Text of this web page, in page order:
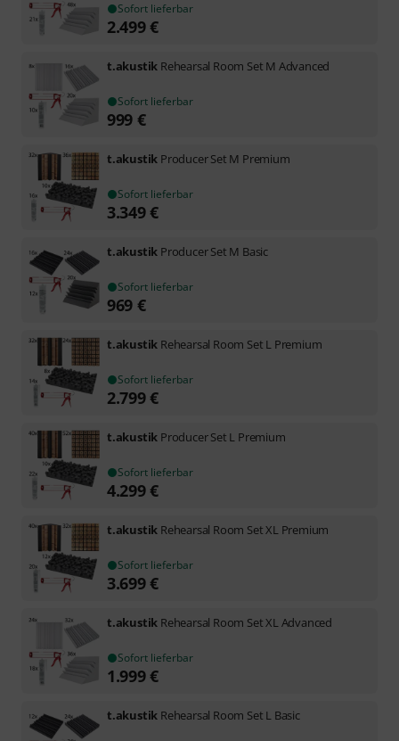
Sofort lieferbar
2.499€
t.akustik Rehearsal Room Set M Advanced
Sofort lieferbar
999 €
t.akustik Producer Set M Premium
Sofort lieferbar
3.349€
t.akustik Producer Set M Basic
Sofort lieferbar
969 €
t.akustik Rehearsal Room Set L Premium
Sofort lieferbar
2.799€
t.akustik Producer Set L Premium
Sofort lieferbar
4.299€
t.akustik Rehearsal Room Set XL Premium
Sofort lieferbar
3.699€
t.akustik Rehearsal Room Set XL Advanced
Sofort lieferbar
1.999€
t.akustik Rehearsal Room Set L Basic